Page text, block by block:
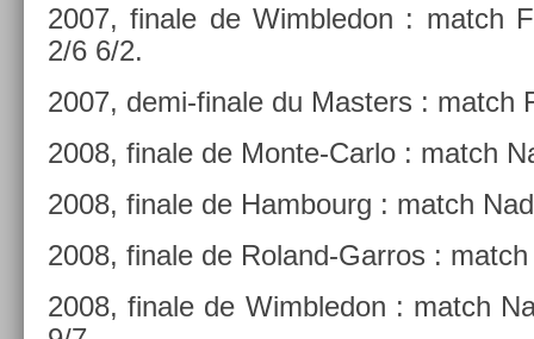
2007, fin­ale de Wimbledon : match
2/6 6/2.
2007, demi-finale du Mast­ers : match
2008, fin­ale de Monte-Carlo : match
2008, fin­ale de Ham­bourg : match
2008, fin­ale de Roland-Garros :
2008, fin­ale de Wimbledon : match